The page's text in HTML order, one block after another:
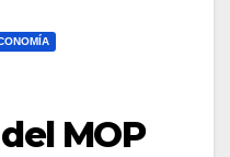
MOP